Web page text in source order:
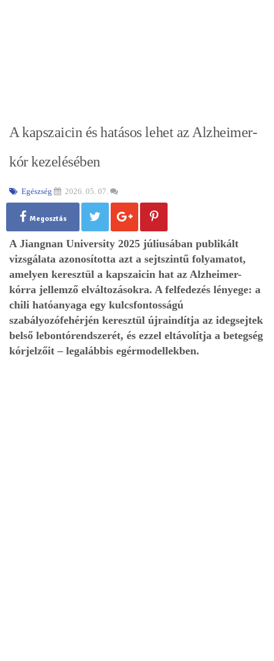
A kapszaicin és hatásos lehet az Alzheimer-
kór kezelésében
Egészség 2026. 05. 07.
Megosztás
A Jiangnan University 2025 júliusában publikált
vizsgálata azonosította azt a sejtszintű folyamatot,
amelyen keresztül a kapszaicin hat az Alzheimer-
kórra jellemző elváltozásokra. A felfedezés lényege: a
chili hatóanyaga egy kulcsfontosságú
szabályozófehérjén keresztül újraindítja az idegsejtek
belső lebontórendszerét, és ezzel eltávolítja a betegség
kórjelzőit – legalábbis egérmodellekben.